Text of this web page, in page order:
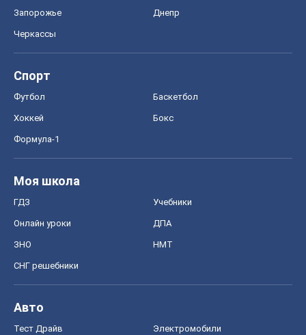
Запорожье Днепр
Черкассы
Спорт
Футбол Баскетбол
Хоккей Бокс
Формула-1
Моя школа
ГДЗ Учебники
Онлайн уроки ДПА
ЗНО НМТ
СНГ решебники
Авто
Тест Драйв Электромобили